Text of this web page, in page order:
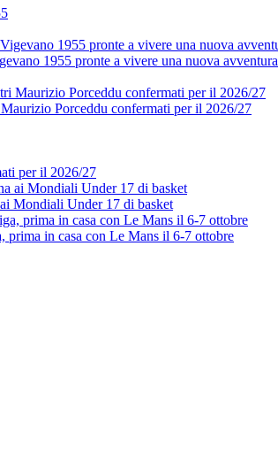
1955 pronte a vivere una nuova avventura
Porceddu confermati per il 2026/27
per il 2026/27
Mondiali Under 17 di basket
in casa con Le Mans il 6-7 ottobre